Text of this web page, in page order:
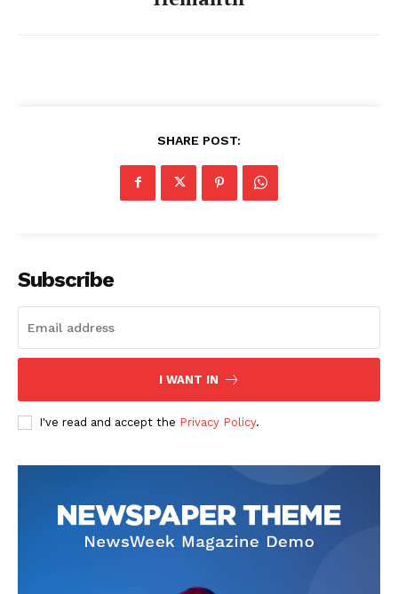
SHARE POST:
Subscribe
I WANT IN
I've read and accept the Privacy Policy.